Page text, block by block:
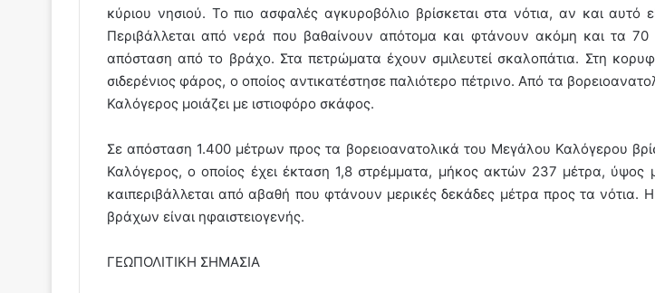
κύριου νησιού. Το πιο ασφαλές αγκυροβόλιο βρίσκεται στα νότια, αν και αυτό
Περιβάλλεται από νερά που βαθαίνουν απότομα και φτάνουν ακόμη και τα 70
απόσταση από το βράχο. Στα πετρώματα έχουν σμιλευτεί σκαλοπάτια. Στη
σιδερένιος φάρος, ο οποίος αντικατέστησε παλιότερο πέτρινο. Από τα
Καλόγερος μοιάζει με ιστιοφόρο σκάφος.
Σε απόσταση 1.400 μέτρων προς τα βορειοανατολικά του Μεγάλου Καλόγερου
Καλόγερος, ο οποίος έχει έκταση 1,8 στρέμματα, μήκος ακτών 237 μέτρα, ύψος
καιπεριβάλλεται από αβαθή που φτάνουν μερικές δεκάδες μέτρα προς τα νότια.
βράχων είναι ηφαιστειογενής.
ΓΕΩΠΟΛΙΤΙΚΗ ΣΗΜΑΣΙΑ